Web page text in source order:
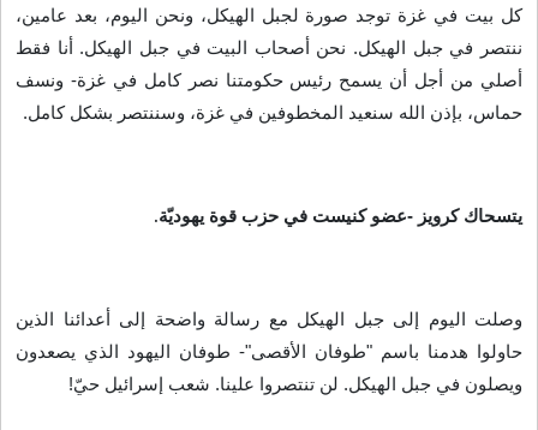
كل بيت في غزة توجد صورة لجبل الهيكل، ونحن اليوم، بعد عامين،
ننتصر في جبل الهيكل. نحن أصحاب البيت في جبل الهيكل. أنا فقط
أصلي من أجل أن يسمح رئيس حكومتنا نصر كامل في غزة- ونسف
حماس، بإذن الله سنعيد المخطوفين في غزة، وسننتصر بشكل كامل.
يتسحاك كرويز -عضو كنيست في حزب قوة يهوديّة.
وصلت اليوم إلى جبل الهيكل مع رسالة واضحة إلى أعدائنا الذين
حاولوا هدمنا باسم "طوفان الأقصى"- طوفان اليهود الذي يصعدون
ويصلون في جبل الهيكل. لن تنتصروا علينا. شعب إسرائيل حيّ!